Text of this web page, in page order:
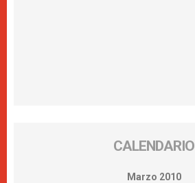
CALENDARIO
Marzo 2010